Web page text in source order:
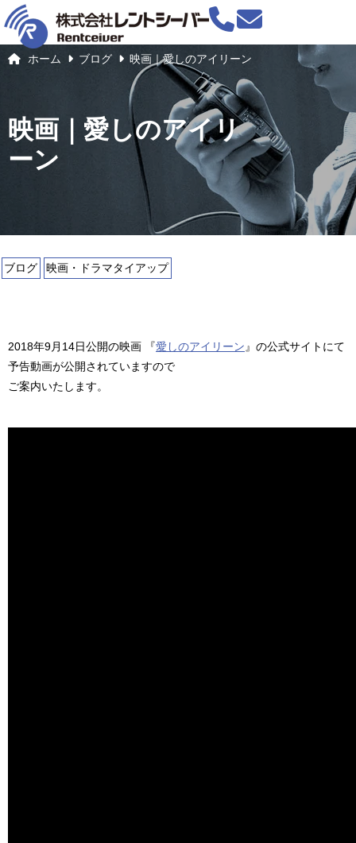
ホーム ブログ 映画｜愛しのアイリーン
映画｜愛しのアイリ
ーン
ブログ 映画・ドラマタイアップ
2018年9月14日公開の映画 『愛しのアイリーン 』の公式サイトにて
予告動画が公開されていますので
ご案内いたします。